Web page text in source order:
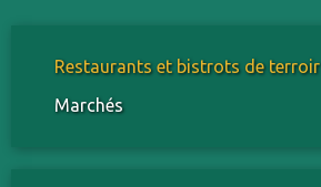
Restaurants et bistrots de terroir
Marchés